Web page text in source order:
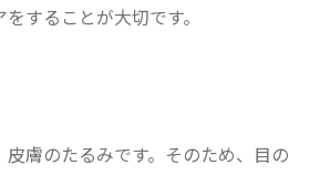
することが大切です。
膚のたるみです。そのため、目の